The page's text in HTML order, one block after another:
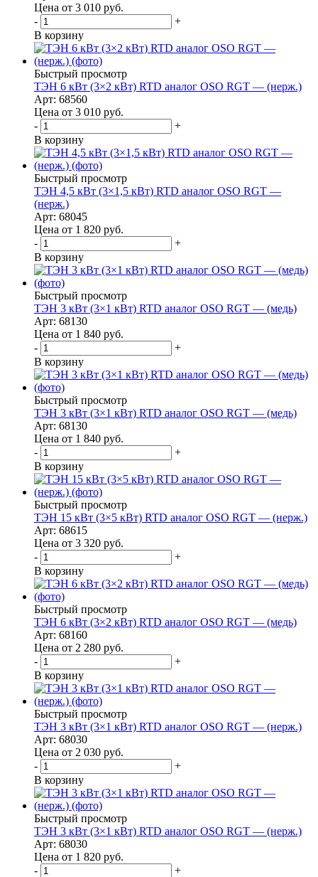
Цена от 3 010 руб.
-
+
В корзину
Быстрый просмотр
ТЭН 6 кВт (3×2 кВт) RTD аналог OSO RGT — (нерж.)
Арт: 68560
Цена от 3 010 руб.
-
+
В корзину
Быстрый просмотр
ТЭН 4,5 кВт (3×1,5 кВт) RTD аналог OSO RGT —
(нерж.)
Арт: 68045
Цена от 1 820 руб.
-
+
В корзину
Быстрый просмотр
ТЭН 3 кВт (3×1 кВт) RTD аналог OSO RGT — (медь)
Арт: 68130
Цена от 1 840 руб.
-
+
В корзину
Быстрый просмотр
ТЭН 3 кВт (3×1 кВт) RTD аналог OSO RGT — (медь)
Арт: 68130
Цена от 1 840 руб.
-
+
В корзину
Быстрый просмотр
ТЭН 15 кВт (3×5 кВт) RTD аналог OSO RGT — (нерж.)
Арт: 68615
Цена от 3 320 руб.
-
+
В корзину
Быстрый просмотр
ТЭН 6 кВт (3×2 кВт) RTD аналог OSO RGT — (медь)
Арт: 68160
Цена от 2 280 руб.
-
+
В корзину
Быстрый просмотр
ТЭН 3 кВт (3×1 кВт) RTD аналог OSO RGT — (нерж.)
Арт: 68030
Цена от 2 030 руб.
-
+
В корзину
Быстрый просмотр
ТЭН 3 кВт (3×1 кВт) RTD аналог OSO RGT — (нерж.)
Арт: 68030
Цена от 1 820 руб.
-
+